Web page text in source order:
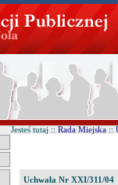
Jesteś tutaj :: Rada Miejska ::
Uchwała Nr XXI/311/04